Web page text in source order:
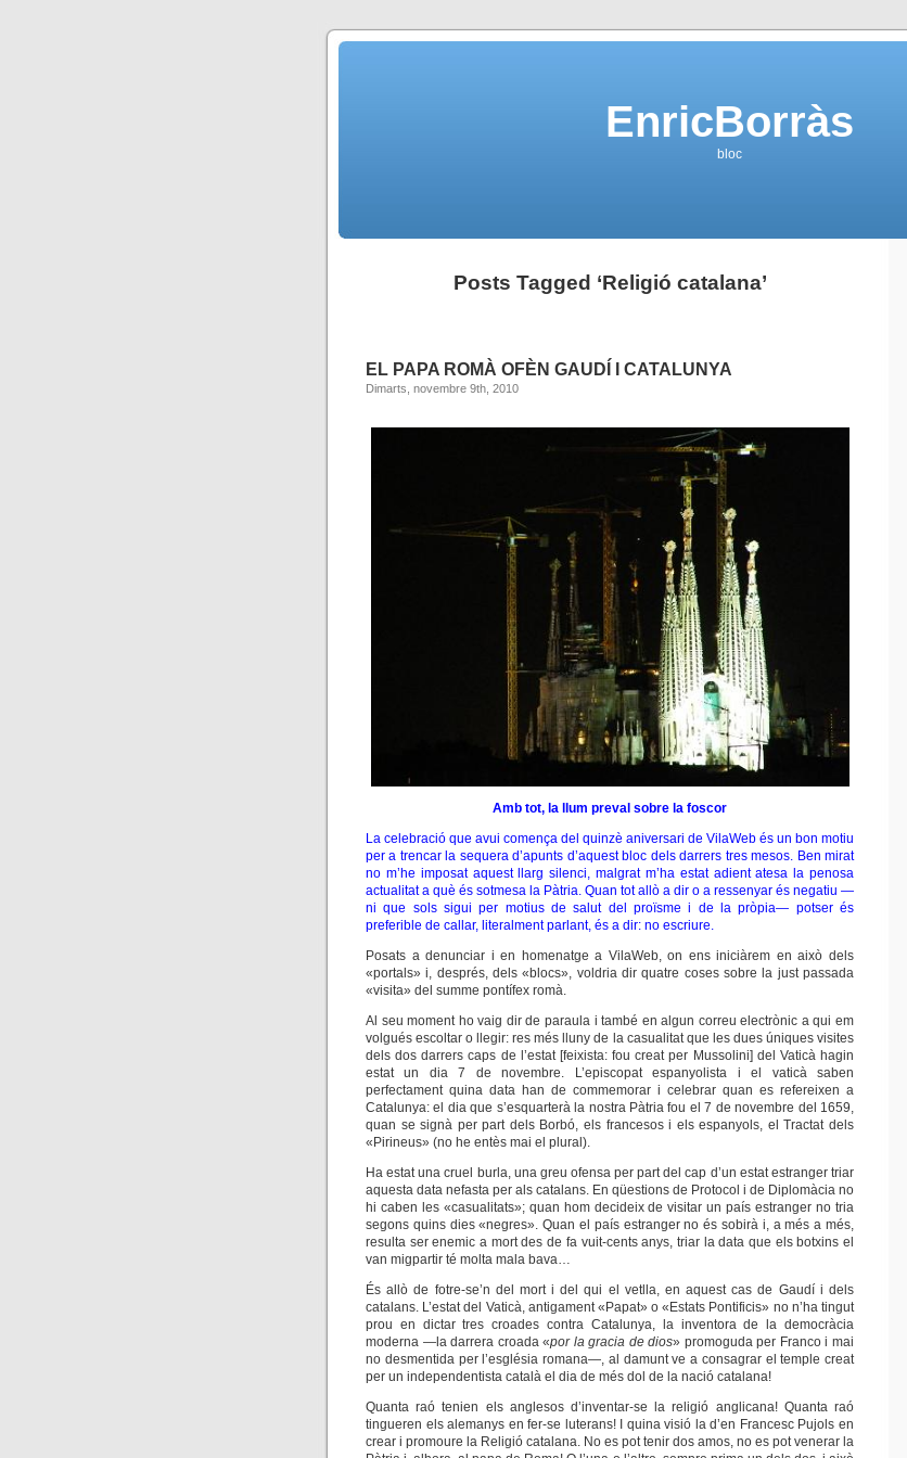
EnricBorràs
bloc
Posts Tagged ‘Religió catalana’
EL PAPA ROMÀ OFÈN GAUDÍ I CATALUNYA
Dimarts, novembre 9th, 2010
Amb tot, la llum preval sobre la foscor
La celebració que avui comença del quinzè aniversari de VilaWeb és un bon motiu
per a trencar la sequera d’apunts d’aquest bloc dels darrers tres mesos. Ben mirat
no m’he imposat aquest llarg silenci, malgrat m’ha estat adient atesa la penosa
actualitat a què és sotmesa la Pàtria. Quan tot allò a dir o a ressenyar és negatiu —
ni que sols sigui per motius de salut del proïsme i de la pròpia— potser és
preferible de callar, literalment parlant, és a dir: no escriure.
Posats a denunciar i en homenatge a VilaWeb, on ens iniciàrem en això dels
«portals» i, després, dels «blocs», voldria dir quatre coses sobre la just passada
«visita» del summe pontífex romà.
Al seu moment ho vaig dir de paraula i també en algun correu electrònic a qui em
volgués escoltar o llegir: res més lluny de la casualitat que les dues úniques visites
dels dos darrers caps de l’estat [feixista: fou creat per Mussolini] del Vaticà hagin
estat un dia 7 de novembre. L’episcopat espanyolista i el vaticà saben
perfectament quina data han de commemorar i celebrar quan es refereixen a
Catalunya: el dia que s’esquarterà la nostra Pàtria fou el 7 de novembre del 1659,
quan se signà per part dels Borbó, els francesos i els espanyols, el Tractat dels
«Pirineus» (no he entès mai el plural).
Ha estat una cruel burla, una greu ofensa per part del cap d’un estat estranger triar
aquesta data nefasta per als catalans. En qüestions de Protocol i de Diplomàcia no
hi caben les «casualitats»; quan hom decideix de visitar un país estranger no tria
segons quins dies «negres». Quan el país estranger no és sobirà i, a més a més,
resulta ser enemic a mort des de fa vuit-cents anys, triar la data que els botxins el
van migpartir té molta mala bava…
És allò de fotre-se’n del mort i del qui el vetlla, en aquest cas de Gaudí i dels
catalans. L’estat del Vaticà, antigament «Papat» o «Estats Pontificis» no n’ha tingut
prou en dictar tres croades contra Catalunya, la inventora de la democràcia
moderna —la darrera croada «por la gracia de dios» promoguda per Franco i mai
no desmentida per l’església romana—, al damunt ve a consagrar el temple creat
per un independentista català el dia de més dol de la nació catalana!
Quanta raó tenien els anglesos d’inventar-se la religió anglicana! Quanta raó
tingueren els alemanys en fer-se luterans! I quina visió la d’en Francesc Pujols en
crear i promoure la Religió catalana. No es pot tenir dos amos, no es pot venerar la